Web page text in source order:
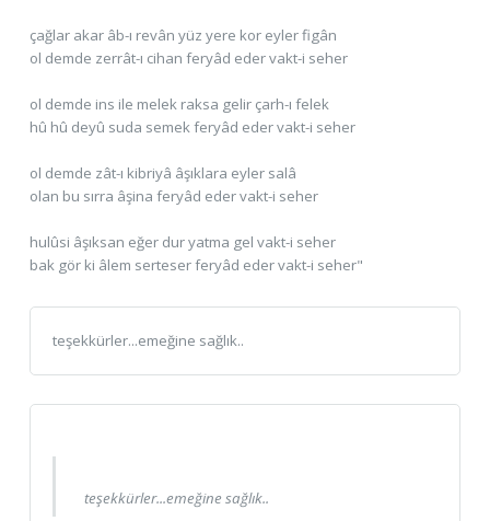
çağlar akar âb-ı revân yüz yere kor eyler figân
ol demde zerrât-ı cihan feryâd eder vakt-i seher
ol demde ins ile melek raksa gelir çarh-ı felek
hû hû deyû suda semek feryâd eder vakt-i seher
ol demde zât-ı kibriyâ âşıklara eyler salâ
olan bu sırra âşina feryâd eder vakt-i seher
hulûsi âşıksan eğer dur yatma gel vakt-i seher
bak gör ki âlem serteser feryâd eder vakt-i seher"
teşekkürler...emeğine sağlık..
teşekkürler...emeğine sağlık..